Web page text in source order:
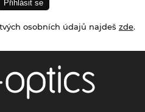
osobních údajů najdeš zde.